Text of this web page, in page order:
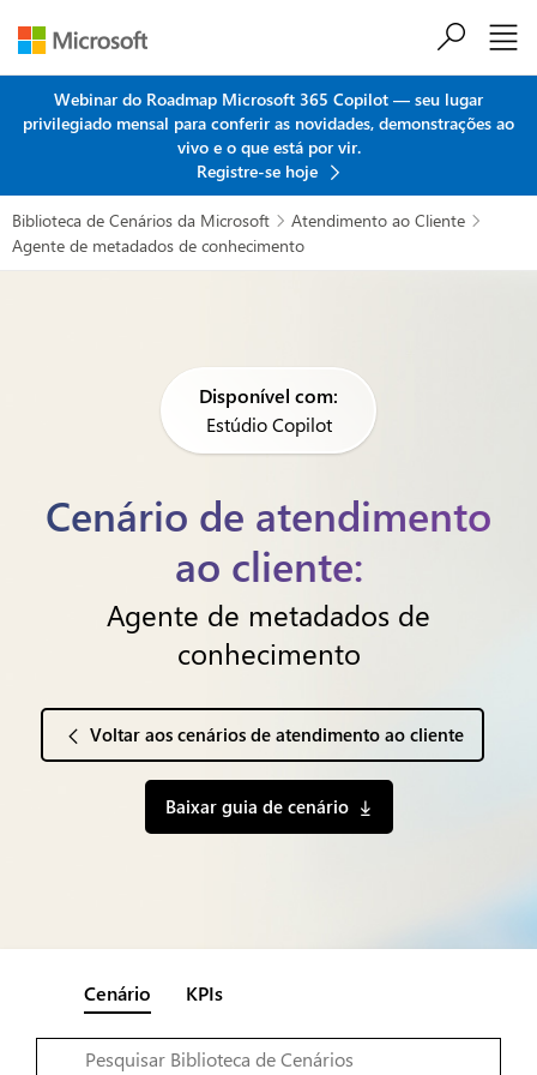
Webinar do Roadmap Microsoft 365 Copilot — seu lugar
privilegiado mensal para conferir as novidades, demonstrações ao
vivo e o que está por vir.
Registre-se hoje
Biblioteca de Cenários da Microsoft  Atendimento ao Cliente 
Agente de metadados de conhecimento
Disponível com:
Estúdio Copilot
Cenário de atendimento
ao cliente:
Agente de metadados de
conhecimento
Voltar aos cenários de atendimento ao cliente
Baixar guia de cenário
Cenário KPIs